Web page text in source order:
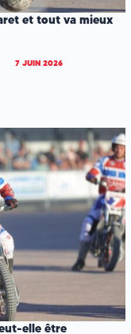
et tout va mieux
7 JUIN 2026
elle être